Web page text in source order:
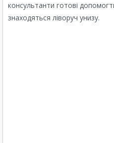
консультанти готові
знаходяться ліворуч унизу.